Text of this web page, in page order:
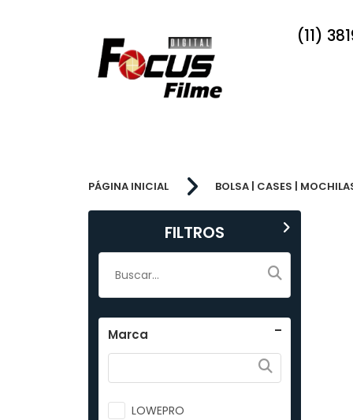
(11)
PÁGINA INICIAL BOLSA | CASES |
FILTROS
Marca
LOWEPRO